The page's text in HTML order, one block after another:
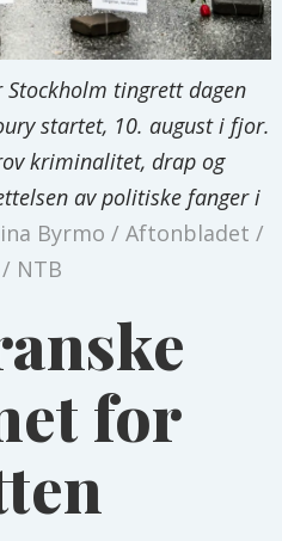
tingrett dagen
startet, 10. august i fjor.
kriminalitet, drap og
av politiske fanger i
Byrmo / Aftonbladet /
NTB
for